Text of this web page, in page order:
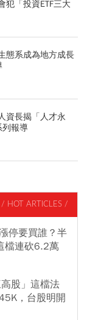
犯「投資ETF三大
態系成為地方成長
資長揭「人才永
列報導
/ HOT ARTICLES /
停要買誰？半
檔連砍6.2萬
股」這檔法
，台股明開